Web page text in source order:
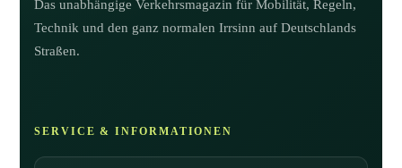
Das unabhängige Verkehrsmagazin für Mobilität, Regeln,
Technik und den ganz normalen Irrsinn auf Deutschlands
Straßen.
SERVICE & INFORMATIONEN